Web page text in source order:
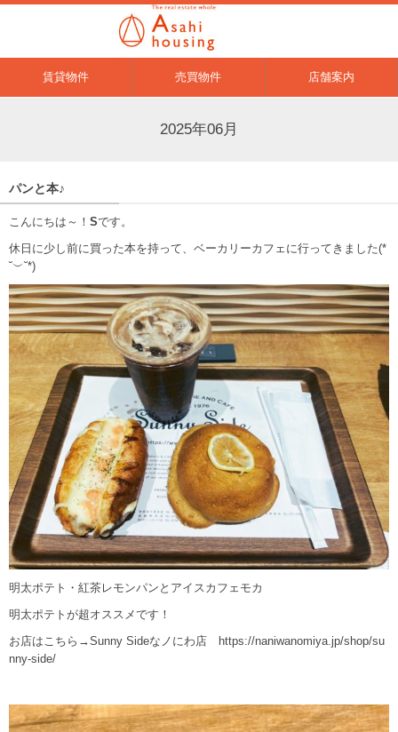
賃貸物件 売買物件 店舗案内
2025年06月
パンと本♪
こんにちは～！ Sです。
休日に少し前に買った本を持って、ベーカリーカフェに行ってきました(*
˘︶˘*)
明太ポテト・紅茶レモンパンとアイスカフェモカ
明太ポテトが超オススメです！
お店はこちら→Sunny Sideなノにわ店
https://naniwanomiya.jp/shop/su
nny-side/